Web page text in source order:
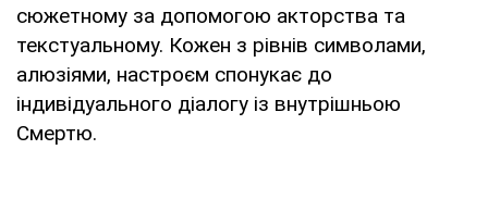
сюжетному за допомогою акторства та
текстуальному. Кожен з рівнів символами,
алюзіями, настроєм спонукає до
індивідуального діалогу із внутрішньою
Смертю.